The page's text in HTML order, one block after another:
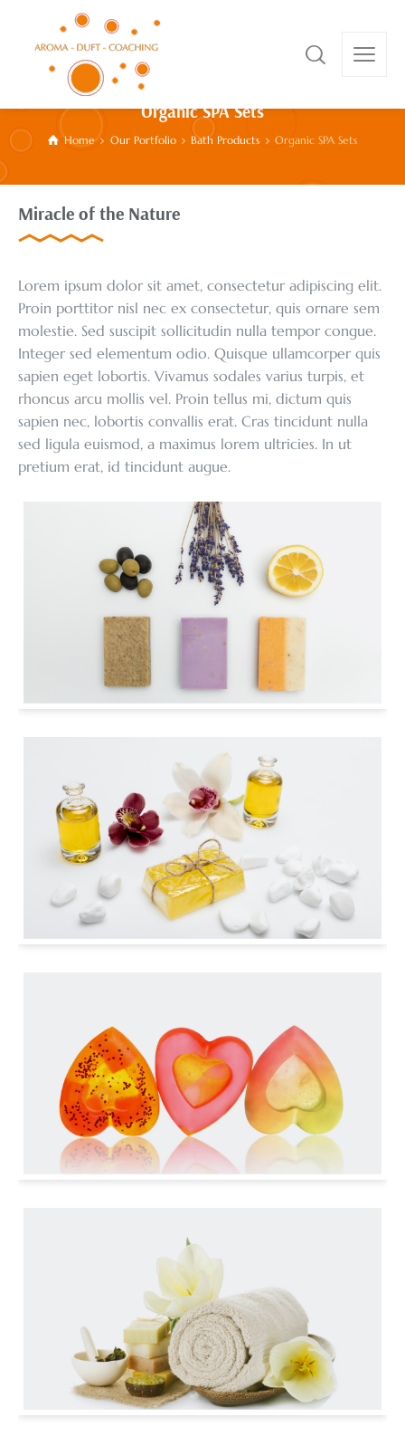
Organic SPA Sets
Home Our Portfolio Bath Products Organic SPA Sets
Miracle of the Nature
Lorem ipsum dolor sit amet, consectetur adipiscing elit.
Proin porttitor nisl nec ex consectetur, quis ornare sem
molestie. Sed suscipit sollicitudin nulla tempor congue.
Integer sed elementum odio. Quisque ullamcorper quis
sapien eget lobortis. Vivamus sodales varius turpis, et
rhoncus arcu mollis vel. Proin tellus mi, dictum quis
sapien nec, lobortis convallis erat. Cras tincidunt nulla
sed ligula euismod, a maximus lorem ultricies. In ut
pretium erat, id tincidunt augue.